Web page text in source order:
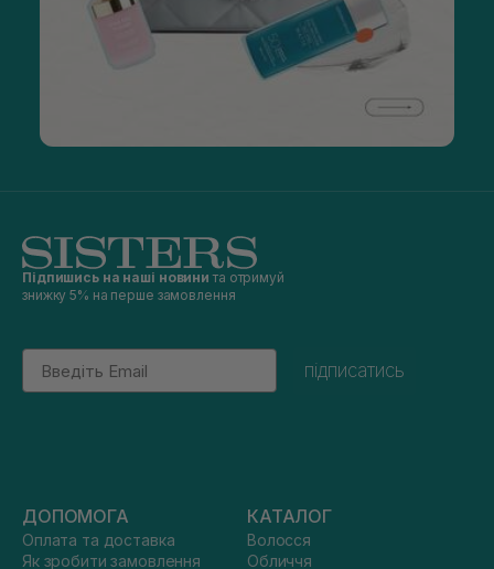
Підпишись на наші новини та отримуй
знижку 5% на перше замовлення
Email
підписатись
ДОПОМОГА
Оплата та доставка
Як зробити замовлення
КАТАЛОГ
Волосся
Обличчя